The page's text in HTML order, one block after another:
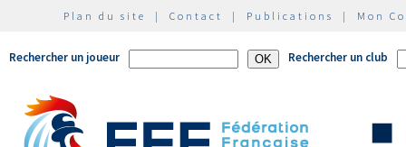
Plan du site | Contact | Publications | Mon
Rechercher un joueur Rechercher un club